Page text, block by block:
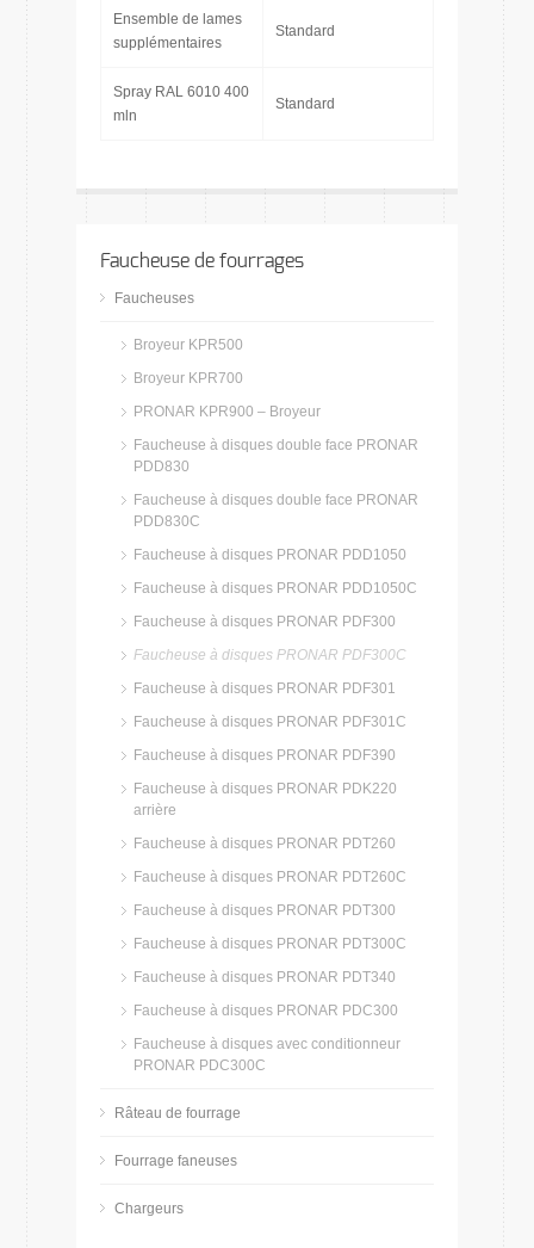
Ensemble de lames
supplémentaires
Standard
Spray RAL 6010 400
mln
Standard
Faucheuse de fourrages
Faucheuses
Broyeur KPR500
Broyeur KPR700
PRONAR KPR900 – Broyeur
Faucheuse à disques double face PRONAR
PDD830
Faucheuse à disques double face PRONAR
PDD830C
Faucheuse à disques PRONAR PDD1050
Faucheuse à disques PRONAR PDD1050C
Faucheuse à disques PRONAR PDF300
Faucheuse à disques PRONAR PDF300C
Faucheuse à disques PRONAR PDF301
Faucheuse à disques PRONAR PDF301C
Faucheuse à disques PRONAR PDF390
Faucheuse à disques PRONAR PDK220
arrière
Faucheuse à disques PRONAR PDT260
Faucheuse à disques PRONAR PDT260C
Faucheuse à disques PRONAR PDT300
Faucheuse à disques PRONAR PDT300C
Faucheuse à disques PRONAR PDT340
Faucheuse à disques PRONAR PDC300
Faucheuse à disques avec conditionneur
PRONAR PDC300C
Râteau de fourrage
Fourrage faneuses
Chargeurs